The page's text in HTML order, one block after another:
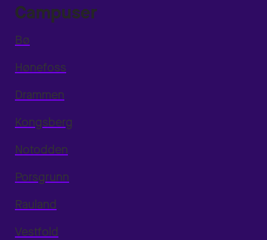
Campuser
Bø
Hønefoss
Drammen
Kongsberg
Notodden
Porsgrunn
Rauland
Vestfold